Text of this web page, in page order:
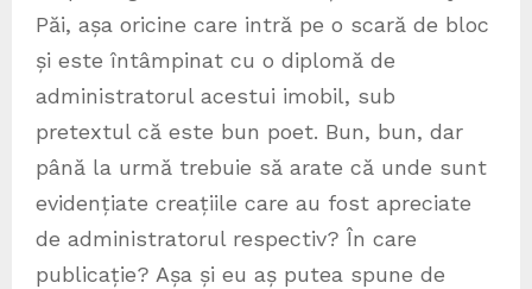
Păi, așa oricine care intră pe o scară de bloc
și este întâmpinat cu o diplomă de
administratorul acestui imobil, sub
pretextul că este bun poet. Bun, bun, dar
până la urmă trebuie să arate că unde sunt
evidențiate creațiile care au fost apreciate
de administratorul respectiv? În care
publicație? Așa și eu aș putea spune de